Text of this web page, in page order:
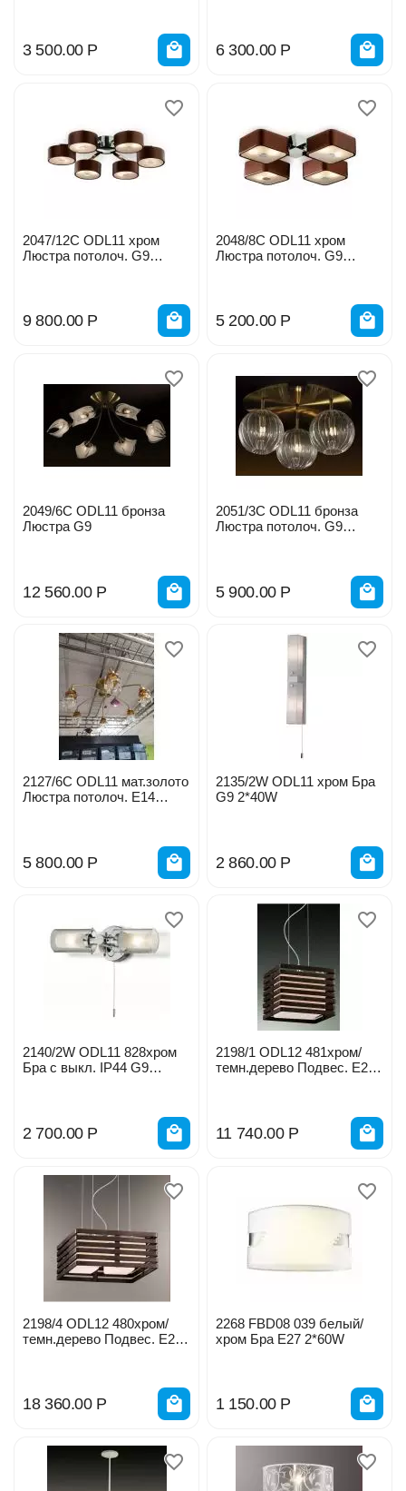
3 500.00 Р 6 300.00 Р
2047/12С ODL11 хром
Люстра потолоч. G9
9 800.00 Р
2048/8С ODL11 хром
Люстра потолоч. G9
5 200.00 Р
2049/6C ODL11 бронза
Люстра G9
12 560.00 Р
2051/3С ODL11 бронза
Люстра потолоч. G9
5 900.00 Р
2127/6С ODL11 мат.золото
Люстра потолоч. Е14
5 800.00 Р
2135/2W ODL11 хром Бра
G9 2*40W
2 860.00 Р
2140/2W ODL11 828хром
Бра с выкл. IP44 G9
2 700.00 Р
2198/1 ODL12 481хром/
темн.дерево Подвес. Е27
11 740.00 Р
2198/4 ODL12 480хром/
темн.дерево Подвес. Е27
18 360.00 Р
2268 FBD08 039 белый/
хром Бра Е27 2*60W
1 150.00 Р